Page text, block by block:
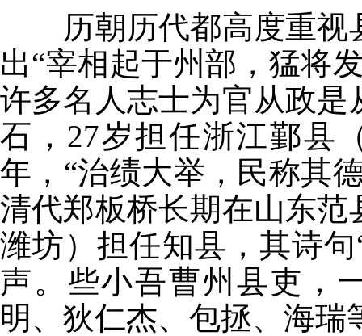
历朝历代都高度重视
出“宰相起于州部，猛将
许多名人志士为官从政
石，27岁担任浙江鄞县
年，“治绩大举，民称其
清代郑板桥长期在山东
潍坊）担任知县，其诗
声。些小吾曹州县吏，
明、狄仁杰、包拯、海